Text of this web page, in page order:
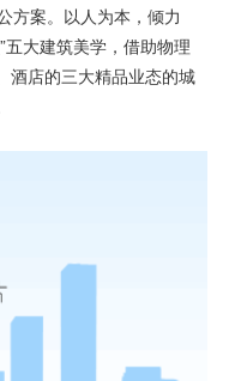
方案。以人为本，倾力
五大建筑美学，借助物理
酒店的三大精品业态的城